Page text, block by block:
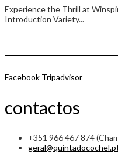
Experience the Thrill at
Introduction Variety...
Facebook Tripadvisor
contactos
+351 966 467 874